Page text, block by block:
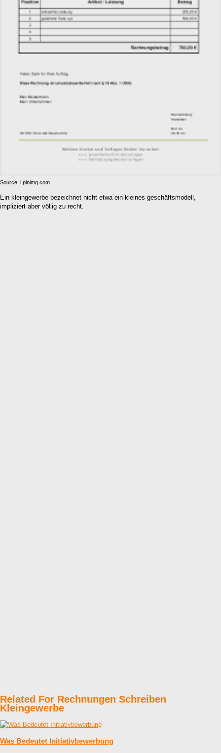
Source: i.pinimg.com
Ein kleingewerbe bezeichnet nicht etwa ein kleines geschäftsmodell,
impliziert aber völlig zu recht.
Related For Rechnungen Schreiben
Kleingewerbe
Was Bedeutet Initiativbewerbung